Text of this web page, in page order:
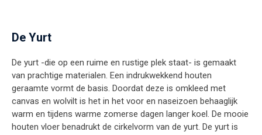
De Yurt
De yurt -die op een ruime en rustige plek staat- is gemaakt
van prachtige materialen. Een indrukwekkend houten
geraamte vormt de basis. Doordat deze is omkleed met
canvas en wolvilt is het in het voor en naseizoen behaaglijk
warm en tijdens warme zomerse dagen langer koel. De mooie
houten vloer benadrukt de cirkelvorm van de yurt. De yurt is